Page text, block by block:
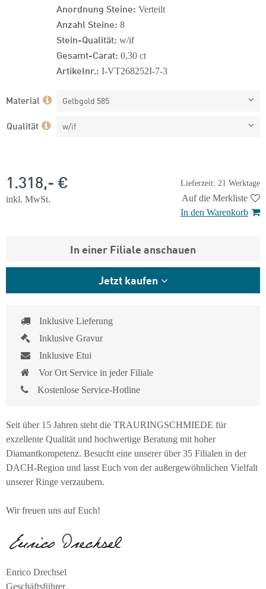
Anordnung Steine: Verteilt
Anzahl Steine: 8
Stein-Qualität: w/if
Gesamt-Carat: 0,30 ct
Artikelnr.: I-VT268252I-7-3
Material Gelbgold 585
Qualität w/if
Lieferzeit: 21 Werktage
1.318,- €
inkl. MwSt.
Auf die Merkliste
In den Warenkorb
In einer Filiale anschauen
Jetzt kaufen
Inklusive Lieferung
Inklusive Gravur
Inklusive Etui
Vor Ort Service in jeder Filiale
Kostenlose Service-Hotline
Seit über 15 Jahren steht die TRAURINGSCHMIEDE für
exzellente Qualität und hochwertige Beratung mit hoher
Diamantkompetenz. Besucht eine unserer über 35 Filialen in der
DACH-Region und lasst Euch von der außergewöhnlichen Vielfalt
unserer Ringe verzaubern.
Wir freuen uns auf Euch!
Enrico Drechsel
Geschäftsführer